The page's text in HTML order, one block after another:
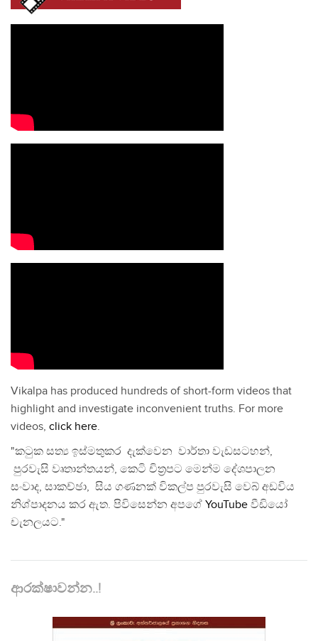
Vikalpa has produced hundreds of short-form videos that
highlight and investigate inconvenient truths. For more
videos, click here.
"කටුක සත්‍ය ඉස්මතුකර දැක්වෙන වාර්තා වැඩසටහන්,
පුරවැසි වෘතාන්තයන්, කෙටි චිත්‍රපට මෙන්ම දේශපාලන
සංවාද, සාකච්ඡා, සිය ගණනක් විකල්ප පුරවැසි වෙබ් අඩවිය
නිශ්පාදනය කර ඇත. පිවිසෙන්න අපගේ YouTube වීඩියෝ
චැනලයට."
ආරක්ෂාවන්න..!